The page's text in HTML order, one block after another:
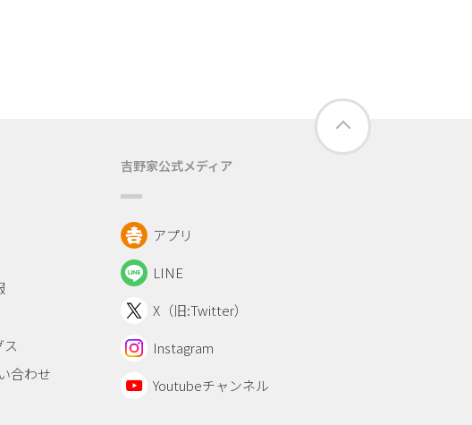
吉野家公式メディア
アプリ
LINE
X（旧:Twitter）
Instagram
Youtubeチャンネル
合わせ